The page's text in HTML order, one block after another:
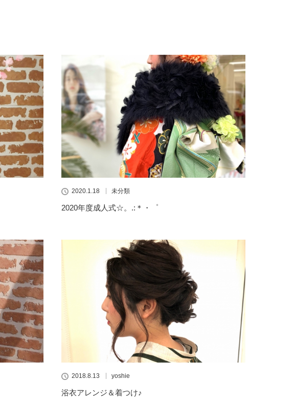
2020.1.18 未分類
2020年度成人式☆。.:＊・゜
2018.8.13 yoshie
浴衣アレンジ＆着つけ♪